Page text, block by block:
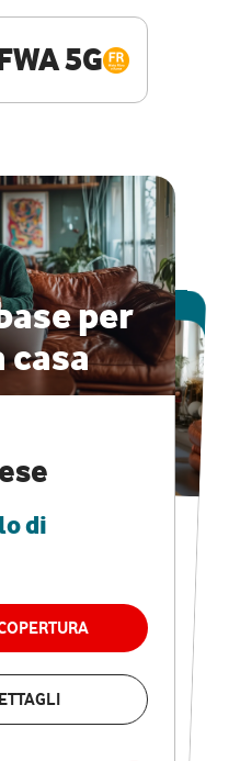
5G
per
casa
di
ONLINE
veloce e
speciali
+ VODAFONE CLUB
LA COPERTURA